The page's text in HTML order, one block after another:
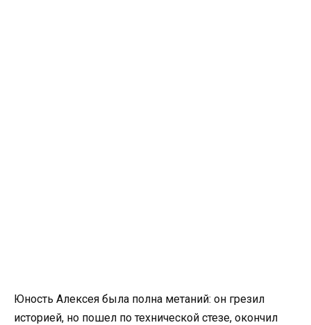
Юность Алексея была полна метаний: он грезил
историей, но пошел по технической стезе, окончил